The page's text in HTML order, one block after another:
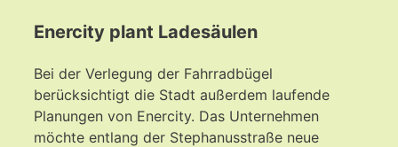
Enercity plant Ladesäulen
Bei der Verlegung der Fahrradbügel
berücksichtigt die Stadt außerdem laufende
Planungen von Enercity. Das Unternehmen
möchte entlang der Stephanusstraße neue